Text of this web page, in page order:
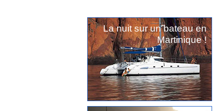
La nuit sur un bateau en
Martinique !